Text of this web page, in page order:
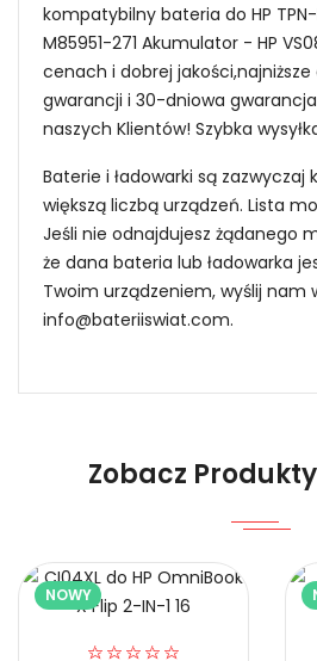
kompatybilny bateria do HP TPN-
M85951-271 Akumulator - HP
cenach i dobrej jakości,najniższe
gwarancji i 30-dniowa
naszych Klientów! Szybka
Baterie i ładowarki są zazwyczaj
większą liczbą urządzeń. Lista
Jeśli nie odnajdujesz żądanego
że dana bateria lub ładowarka
Twoim urządzeniem, wyślij nam
info@bateriiswiat.com.
1.Model urządzenia
Zobacz
NOWY